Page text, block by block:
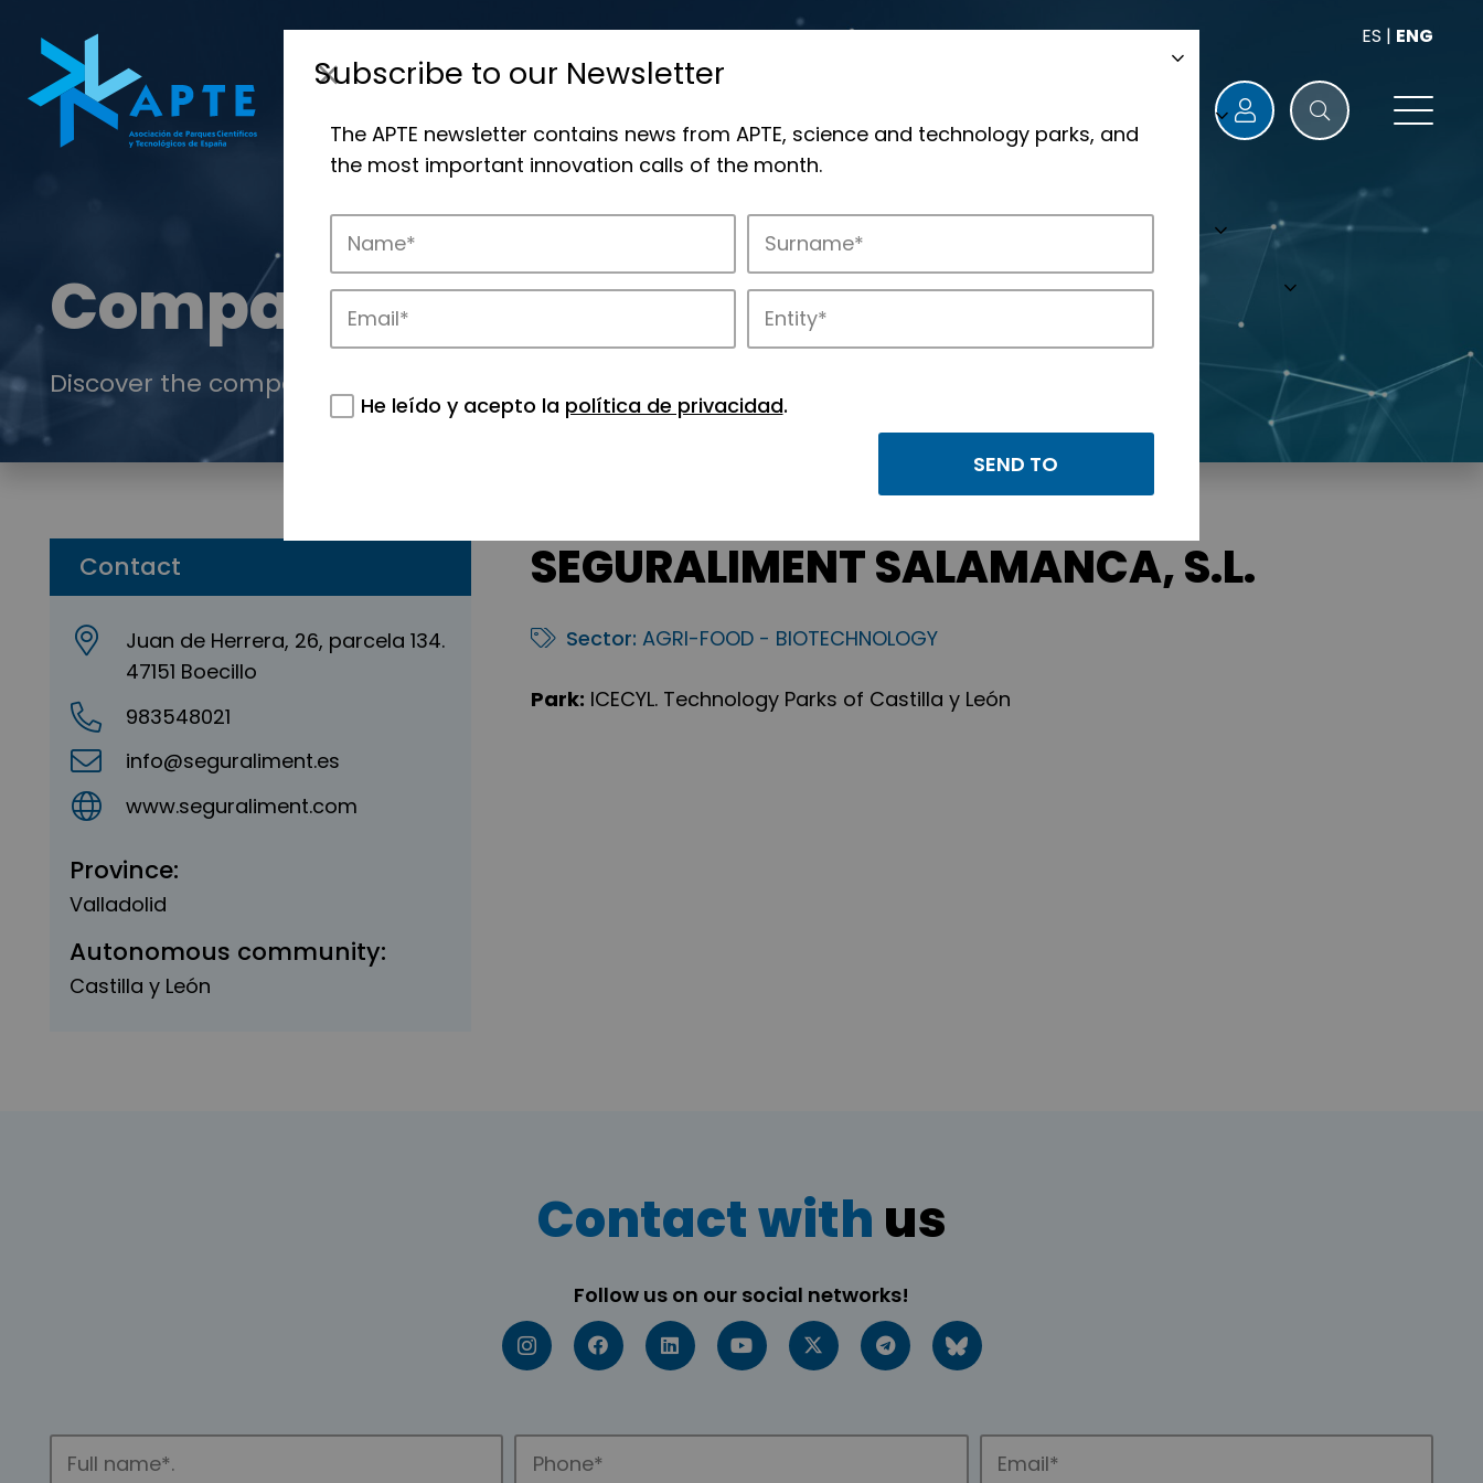
ES | ENG
Companies
Discover the companies that drive innovation in APTE’s parks.
Contact
Juan de Herrera, 26, parcela 134.
47151 Boecillo
983548021
info@seguraliment.es
www.seguraliment.com
Province:
Valladolid
Autonomous community:
Castilla y León
SEGURALIMENT SALAMANCA, S.L.
Sector: AGRI-FOOD - BIOTECHNOLOGY
Park: ICECYL. Technology Parks of Castilla y León
Contact with us
Follow us on our social networks!
Subscribe to our Newsletter
The APTE newsletter contains news from APTE, science and technology parks, and
the most important innovation calls of the month.
He leído y acepto la política de privacidad.